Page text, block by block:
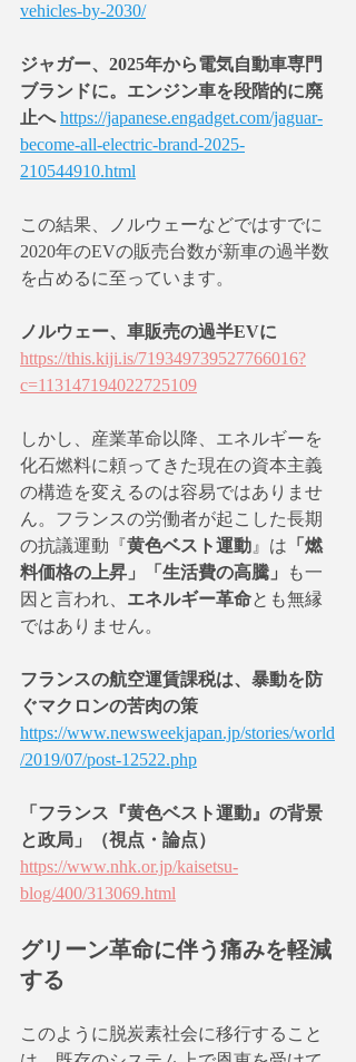
vehicles-by-2030/
ジャガー、2025年から電気自動車専門
ブランドに。エンジン車を段階的に廃
止へ https://japanese.engadget.com/jaguar-
become-all-electric-brand-2025-
210544910.html
この結果、ノルウェーなどではすでに
2020年のEVの販売台数が新車の過半数
を占めるに至っています。
ノルウェー、車販売の過半EVに
https://this.kiji.is/719349739527766016?
c=113147194022725109
しかし、産業革命以降、エネルギーを
化石燃料に頼ってきた現在の資本主義
の構造を変えるのは容易ではありませ
ん。フランスの労働者が起こした長期
の抗議運動『黄色ベスト運動 』は 「燃
料価格の上昇」「生活費の高騰」
も一
因と言われ、 エネルギー革命とも無縁
ではありません。
フランスの航空運賃課税は、暴動を防
ぐマクロンの苦肉の策
https://www.newsweekjapan.jp/stories/world
/2019/07/post-12522.php
「フランス『黄色ベスト運動』の背景
と政局」（視点・論点）
https://www.nhk.or.jp/kaisetsu-
blog/400/313069.html
グリーン革命に伴う痛みを軽減
する
このように脱炭素社会に移行すること